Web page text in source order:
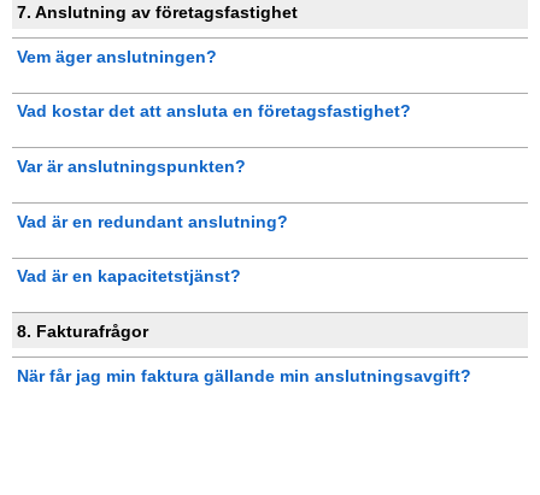
7. Anslutning av företagsfastighet
Vem äger anslutningen?
Vad kostar det att ansluta en företagsfastighet?
Var är anslutningspunkten?
Vad är en redundant anslutning?
Vad är en kapacitetstjänst?
8. Fakturafrågor
När får jag min faktura gällande min anslutningsavgift?